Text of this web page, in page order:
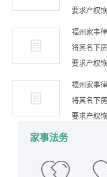
要求产权
福州家事
将其名下
要求产权
福州家事
将其名下
要求产权
家事法务